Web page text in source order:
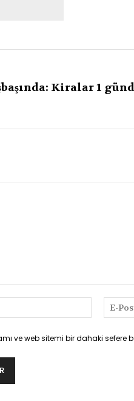
Kiralar 1
İsim:*
ve web sitemi bir dahaki sefere